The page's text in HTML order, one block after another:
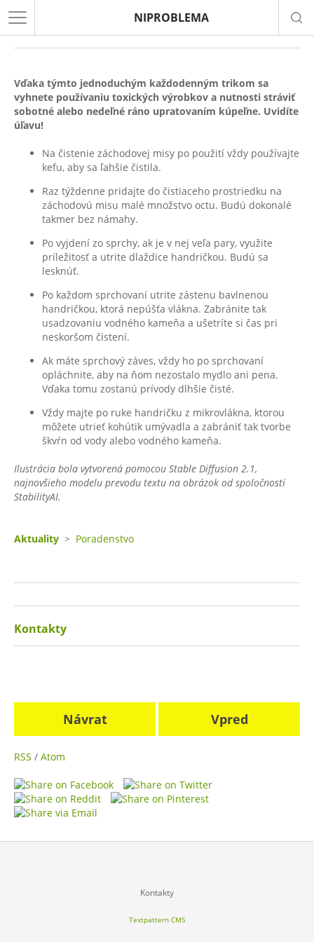
NIPROBLEMA
Ako udržiavať kúpeľňu čistú
Vďaka týmto jednoduchým každodenným trikom sa
vyhnete používaniu toxických výrobkov a nutnosti stráviť
sobotné alebo nedeľné ráno upratovaním kúpeľne. Uvidíte
úľavu!
Na čistenie záchodovej misy po použití vždy používajte
kefu, aby sa ľahšie čistila.
Raz týždenne pridajte do čistiaceho prostriedku na
záchodovú misu malé množstvo octu. Budú dokonalé
takmer bez námahy.
Po vyjdení zo sprchy, ak je v nej veľa pary, využite
príležitosť a utrite dlaždice handričkou. Budú sa
lesknúť.
Po každom sprchovaní utrite zástenu bavlnenou
handričkou, ktorá nepúšťa vlákna. Zabránite tak
usadzovaniu vodného kameňa a ušetríte si čas pri
neskoršom čistení.
Ak máte sprchový záves, vždy ho po sprchovaní
opláchnite, aby na ňom nezostalo mydlo ani pena.
Vďaka tomu zostanú prívody dlhšie čisté.
Vždy majte po ruke handričku z mikrovlákna, ktorou
môžete utrieť kohútik umývadla a zabrániť tak tvorbe
škvŕn od vody alebo vodného kameňa.
Ilustrácia bola vytvorená pomocou Stable Diffusion 2.1,
najnovšieho modelu prevodu textu na obrázok od spoločnosti
StabilityAI.
Aktuality > Poradenstvo
Kontakty
Návrat Vpred
RSS / Atom
Kontakty
Textpattern CMS